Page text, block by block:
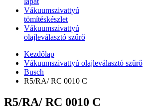
Vákuumszivattyú
tömítéskészlet
Vákuumszivattyú
olajleválasztó szűrő
Kezdőlap
Vákuumszivattyú olajleválasztó szűrő
Busch
R5/RA/ RC 0010 C
R5/RA/ RC 0010 C